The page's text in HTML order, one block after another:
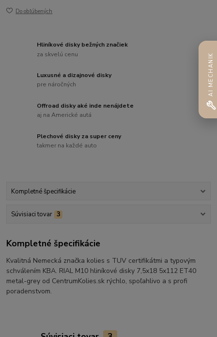
Do obľúbených
Hliníkové disky bežných značiek
za skvelú cenu
Luxusné a dizajnové disky
pre náročných
Offroad disky aké inde nenájdete
aj na Americké autá
Plechové disky za super ceny
takmer na každé auto
Kompletné špecifikácie
Súvisiaci tovar 3
Kompletné špecifikácie
Kvalitná Nemecká značka kolies s TUV certifikátmi a typovým
schválením KBA. RIAL M10 hliníkové disky 7,5x18 5x112 ET40
metal-grey od CentrumKolies.sk rýchlo, spoľahlivo a s profi
poradenstvom.
AI MECHANIK